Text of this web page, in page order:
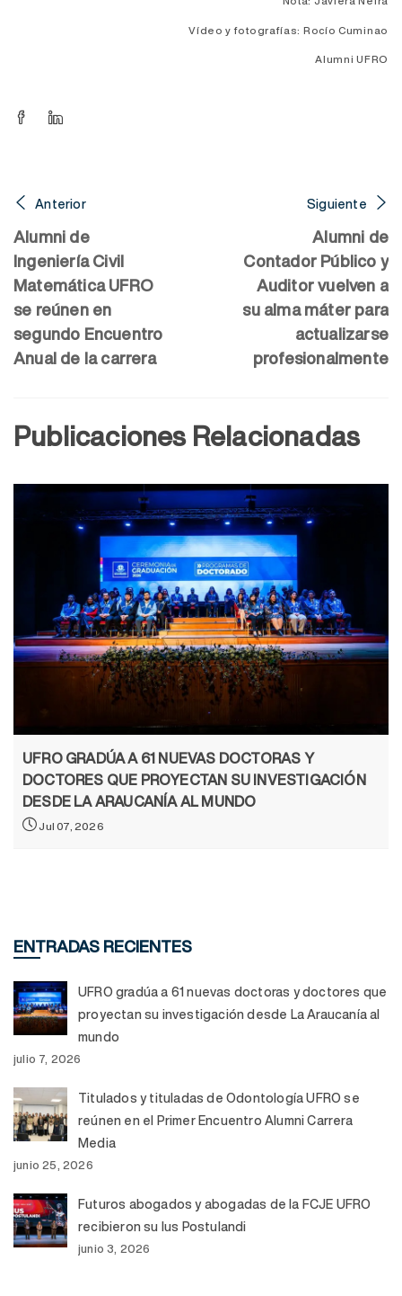
Vídeo y fotografías: Rocío Cuminao
Alumni UFRO
Anterior
Alumni de
Ingeniería Civil
Matemática UFRO
se reúnen en
segundo Encuentro
Anual de la carrera
Siguiente
Alumni de
Contador Público y
Auditor vuelven a
su alma máter para
actualizarse
profesionalmente
Publicaciones Relacionadas
UFRO GRADÚA A 61 NUEVAS DOCTORAS Y
DOCTORES QUE PROYECTAN SU INVESTIGACIÓN
DESDE LA ARAUCANÍA AL MUNDO
Jul 07, 2026
ENTRADAS RECIENTES
UFRO gradúa a 61 nuevas doctoras y doctores que
proyectan su investigación desde La Araucanía al
mundo
julio 7, 2026
Titulados y tituladas de Odontología UFRO se
reúnen en el Primer Encuentro Alumni Carrera
Media
junio 25, 2026
Futuros abogados y abogadas de la FCJE UFRO
recibieron su Ius Postulandi
junio 3, 2026